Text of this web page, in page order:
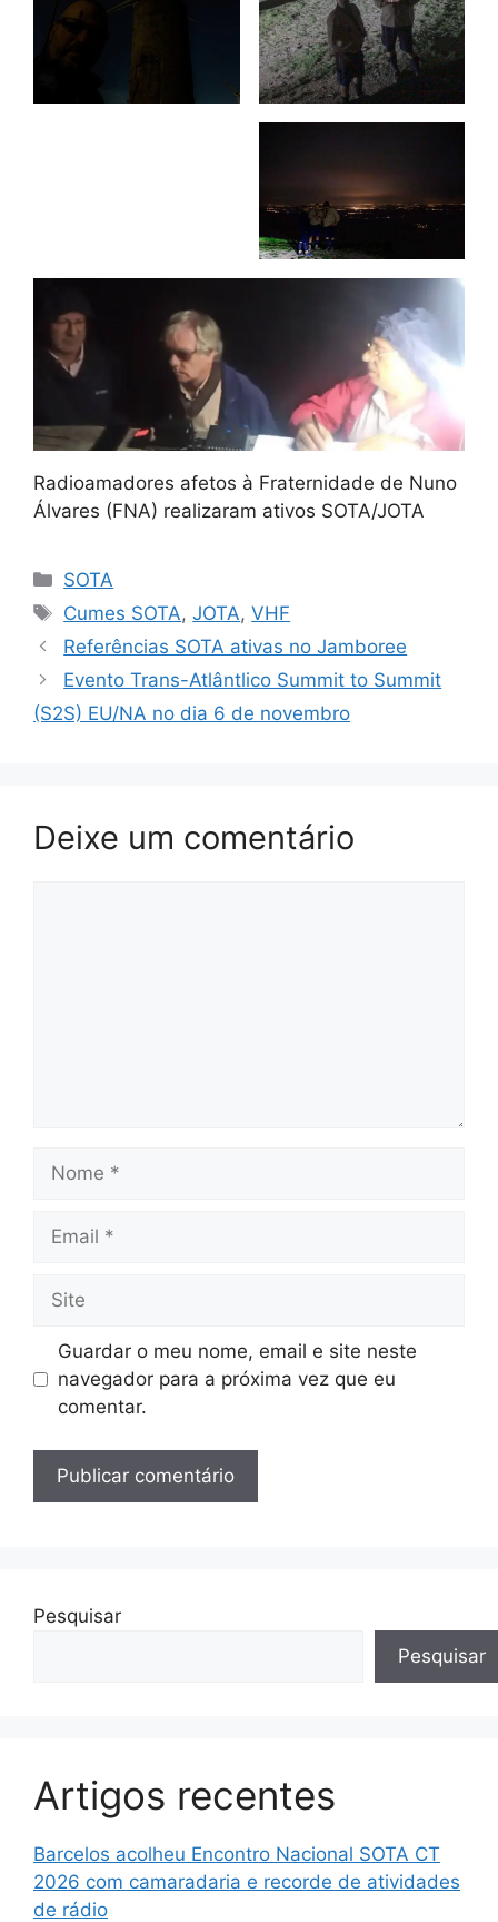
Radioamadores afetos à Fraternidade de Nuno
Álvares (FNA) realizaram ativos SOTA/JOTA
Categorias
SOTA
Etiquetas
Cumes SOTA,JOTA,VHF
Referências SOTA ativas no Jamboree
Evento Trans-Atlântlico Summit to Summit
(S2S) EU/NA no dia 6 de novembro
Deixe um comentário
Nome
Email
Site
Guardar o meu nome, email e site neste
navegador para a próxima vez que eu
comentar.
Pesquisar
Pesquisar
Artigos recentes
Barcelos acolheu Encontro Nacional SOTA CT
2026 com camaradaria e recorde de atividades
de rádio